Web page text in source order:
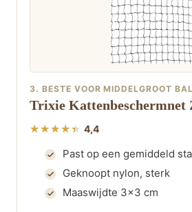
3. BESTE VOOR MIDDELGROOT
Trixie Kattenbeschermnet
4,4
Past op een gemiddeld
Geknoopt nylon, sterk
Maaswijdte 3×3 cm